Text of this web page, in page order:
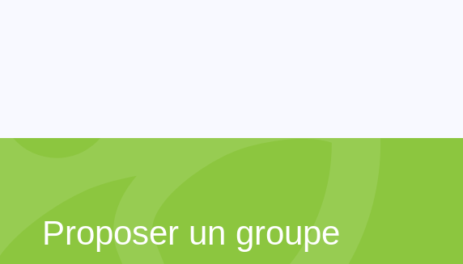
Proposer un groupe